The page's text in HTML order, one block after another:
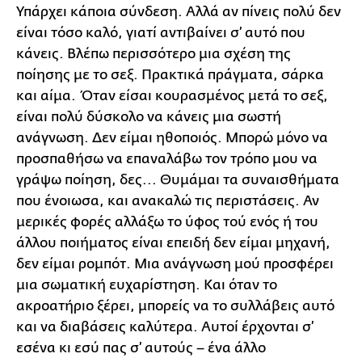
Υπάρχει κάποια σύνδεση. Αλλά αν πίνεις πολύ δεν
είναι τόσο καλό, γιατί αντιβαίνει σ’ αυτό που
κάνεις. Βλέπω περισσότερο μια σχέση της
ποίησης με το σεξ. Πρακτικά πράγματα, σάρκα
και αίμα. Όταν είσαι κουρασμένος μετά το σεξ,
είναι πολύ δύσκολο να κάνεις μια σωστή
ανάγνωση. Δεν είμαι ηθοποιός. Μπορώ μόνο να
προσπαθήσω να επαναλάβω τον τρόπο μου να
γράψω ποίηση, δες... Θυμάμαι τα συναισθήματα
που ένοιωσα, και ανακαλώ τις περιστάσεις. Αν
μερικές φορές αλλάξω το ύφος τού ενός ή του
άλλου ποιήματος είναι επειδή δεν είμαι μηχανή,
δεν είμαι ρομπότ. Μια ανάγνωση μού προσφέρει
μια σωματική ευχαρίστηση. Και όταν το
ακροατήριο ξέρει, μπορείς να το συλλάβεις αυτό
και να διαβάσεις καλύτερα. Αυτοί έρχονται σ’
εσένα κι εσύ πας σ’ αυτούς – ένα άλλο